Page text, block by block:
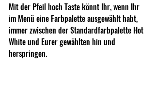
Mit der Pfeil hoch Taste könnt Ihr, wenn Ihr
im Menü eine Farbpalette ausgewählt habt,
immer zwischen der Standardfarbpalette Hot
White und Eurer gewählten hin und
herspringen.